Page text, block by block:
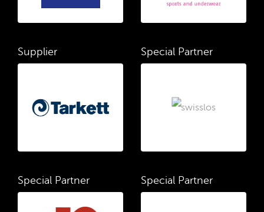
Supplier Special Partner
Special Partner Special Partner